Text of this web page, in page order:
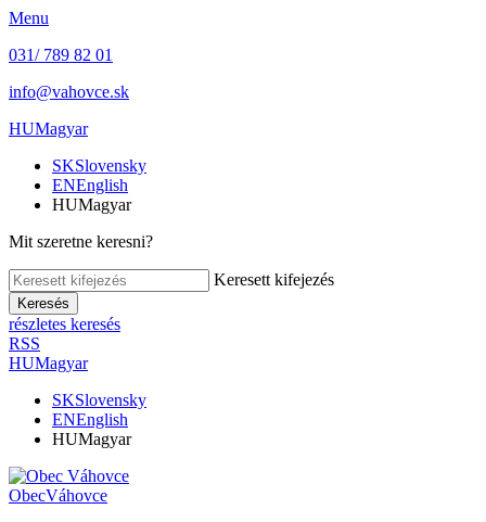
Menu
031/ 789 82 01
info@vahovce.sk
HUMagyar
SKSlovensky
ENEnglish
HUMagyar
Mit szeretne keresni?
Keresett kifejezés
Keresés
részletes keresés
RSS
HUMagyar
SKSlovensky
ENEnglish
HUMagyar
ObecVáhovce